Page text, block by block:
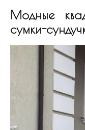
Модные
сумки-